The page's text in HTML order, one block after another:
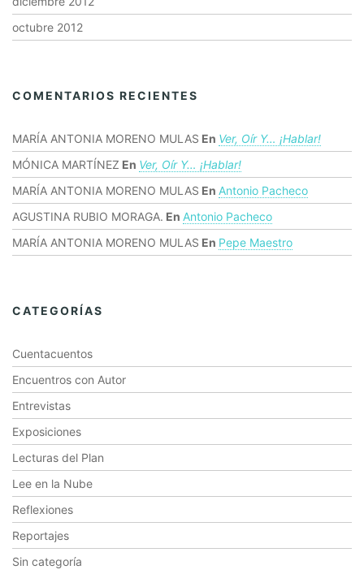
octubre 2012
COMENTARIOS RECIENTES
MARÍA ANTONIA MORENO MULAS En Ver, Oír Y… ¡hablar!
MÓNICA MARTÍNEZ En Ver, Oír Y… ¡hablar!
MARÍA ANTONIA MORENO MULAS En Antonio Pacheco
AGUSTINA RUBIO MORAGA. En Antonio Pacheco
MARÍA ANTONIA MORENO MULAS En Pepe Maestro
CATEGORÍAS
Cuentacuentos
Encuentros con Autor
Entrevistas
Exposiciones
Lecturas del Plan
Lee en la Nube
Reflexiones
Reportajes
Sin categoría